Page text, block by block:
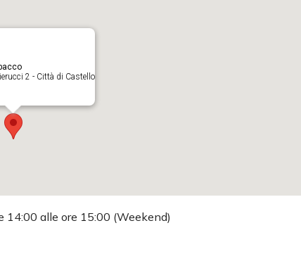
2 - Città di Castello
14:00 alle ore 15:00 (Weekend)